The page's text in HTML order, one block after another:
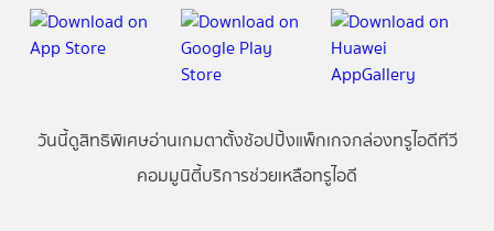
วันนี้ดูสิทธิพิเศษอ่านเกมตาตั้งช้อปปิ้งแพ็กเกจกล่องทรูไอดีทีวี
คอมมูนิตี้บริการช่วยเหลือทรูไอดี